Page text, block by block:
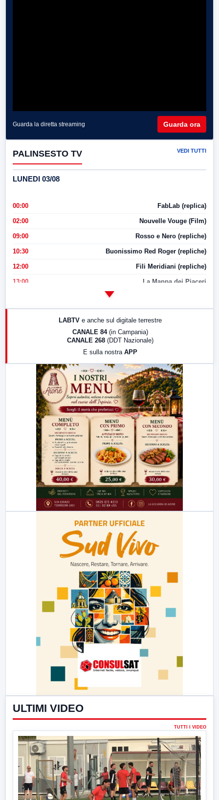
Guarda la diretta streaming Guarda ora
PALINSESTO TV VEDI TUTTI
LUNEDI 03/08
00:00 FabLab (replica)
02:00 Nouvelle Vouge (Film)
09:00 Rosso e Nero (repliche)
10:30 Buonissimo Red Roger (repliche)
12:00 Fili Meridiani (repliche)
13:00 La Mappa dei Piaceri
LabNews (replica)
LABTV e anche sul digitale terrestre
CANALE 84 (in Campania)
CANALE 268 (DDT Nazionale)
E sulla nostra APP
ULTIMI VIDEO
TUTTI I VIDEO